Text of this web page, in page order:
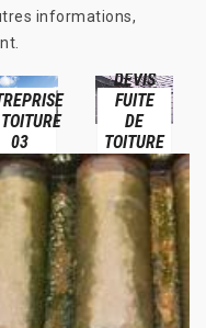
informations,
03
DEVIS
FUITE
DE
TOITURE
03